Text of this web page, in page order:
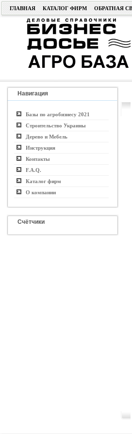
ГЛАВНАЯ КАТАЛОГ ФИРМ ОБРАТНАЯ
Навигация
Базы по агробизнесу 2021
Строительство Украины
Дерево и Мебель
Инструкция
Контакты
F.A.Q.
Каталог фирм
О компании
Счётчики